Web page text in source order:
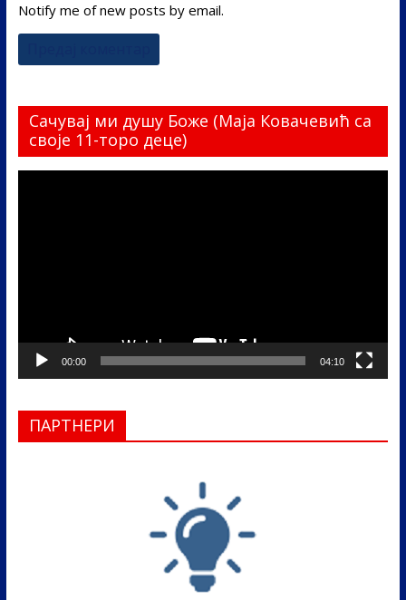
Notify me of new posts by email.
Сачувај ми душу Боже (Маја Ковачевић са
своје 11-торо деце)
00:00 04:10
ПАРТНЕРИ